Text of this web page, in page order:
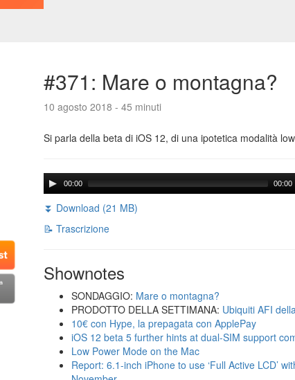
#371: Mare o montagna?
10 agosto 2018 - 45 minuti
Si parla della beta di iOS 12, di una ipotetica modalità
00:00 00:00
⏬ Download (21 MB)
📝 Trascrizione
Shownotes
SONDAGGIO: Mare o montagna?
PRODOTTO DELLA SETTIMANA: Ubiquiti AFI
10€ con Hype, la prepagata con ApplePay
iOS 12 beta 5 further hints at dual-SIM support
Low Power Mode on the Mac
Report: 6.1-inch iPhone to use ‘Full Active LCD’